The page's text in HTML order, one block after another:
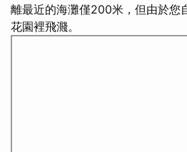
離最近的海灘僅200米，但由於您
花園裡飛濺。